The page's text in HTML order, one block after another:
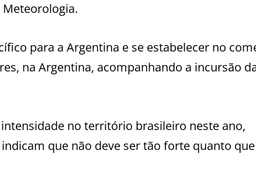
Meteorologia.
para a Argentina e se estabelecer no
na Argentina, acompanhando a incursão
no território brasileiro neste ano,
que não deve ser tão forte quanto